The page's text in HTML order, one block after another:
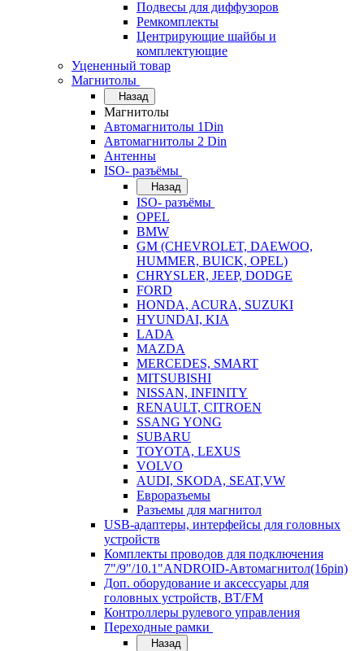
Подвесы для диффузоров
Ремкомплекты
Центрирующие шайбы и
комплектующие
Уцененный товар
Магнитолы
Назад
Магнитолы
Автомагнитолы 1Din
Автомагнитолы 2 Din
Антенны
ISO- разъёмы
Назад
ISO- разъёмы
OPEL
BMW
GM (CHEVROLET, DAEWOO,
HUMMER, BUICK, OPEL)
CHRYSLER, JEEP, DODGE
FORD
HONDA, ACURA, SUZUKI
HYUNDAI, KIA
LADA
MAZDA
MERCEDES, SMART
MITSUBISHI
NISSAN, INFINITY
RENAULT, CITROEN
SSANG YONG
SUBARU
TOYOTA, LEXUS
VOLVO
AUDI, SKODA, SEAT,VW
Евроразъемы
Разъемы для магнитол
USB-адаптеры, интерфейсы для головных
устройств
Комплекты проводов для подключения
7"/9"/10.1"ANDROID-Автомагнитол(16pin)
Доп. оборудование и аксессуары для
головных устройств, BT/FM
Контроллеры рулевого управления
Переходные рамки
Назад